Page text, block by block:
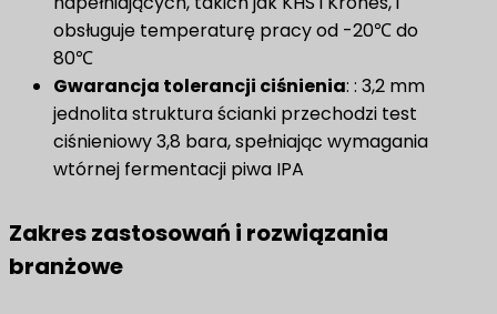
obsługuje temperaturę pracy od -20℃ do
80℃
Gwarancja tolerancji ciśnienia: : 3,2 mm
jednolita struktura ścianki przechodzi test
ciśnieniowy 3,8 bara, spełniając wymagania
wtórnej fermentacji piwa IPA
Zakres zastosowań i rozwiązania
branżowe